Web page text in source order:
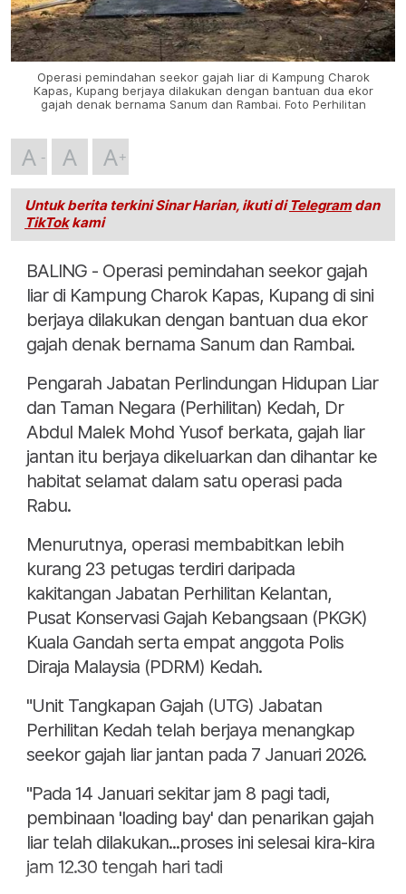
Operasi pemindahan seekor gajah liar di Kampung Charok
Kapas, Kupang berjaya dilakukan dengan bantuan dua ekor
gajah denak bernama Sanum dan Rambai. Foto Perhilitan
A A A
Untuk berita terkini Sinar Harian, ikuti di Telegramdan
TikTokkami
BALING - Operasi pemindahan seekor gajah
liar di Kampung Charok Kapas, Kupang di sini
berjaya dilakukan dengan bantuan dua ekor
gajah denak bernama Sanum dan Rambai.
Pengarah Jabatan Perlindungan Hidupan Liar
dan Taman Negara (Perhilitan) Kedah, Dr
Abdul Malek Mohd Yusof berkata, gajah liar
jantan itu berjaya dikeluarkan dan dihantar ke
habitat selamat dalam satu operasi pada
Rabu.
Menurutnya, operasi membabitkan lebih
kurang 23 petugas terdiri daripada
kakitangan Jabatan Perhilitan Kelantan,
Pusat Konservasi Gajah Kebangsaan (PKGK)
Kuala Gandah serta empat anggota Polis
Diraja Malaysia (PDRM) Kedah.
"Unit Tangkapan Gajah (UTG) Jabatan
Perhilitan Kedah telah berjaya menangkap
seekor gajah liar jantan pada 7 Januari 2026.
"Pada 14 Januari sekitar jam 8 pagi tadi,
pembinaan 'loading bay' dan penarikan gajah
liar telah dilakukan...proses ini selesai kira-kira
jam 12.30 tengah hari tadi